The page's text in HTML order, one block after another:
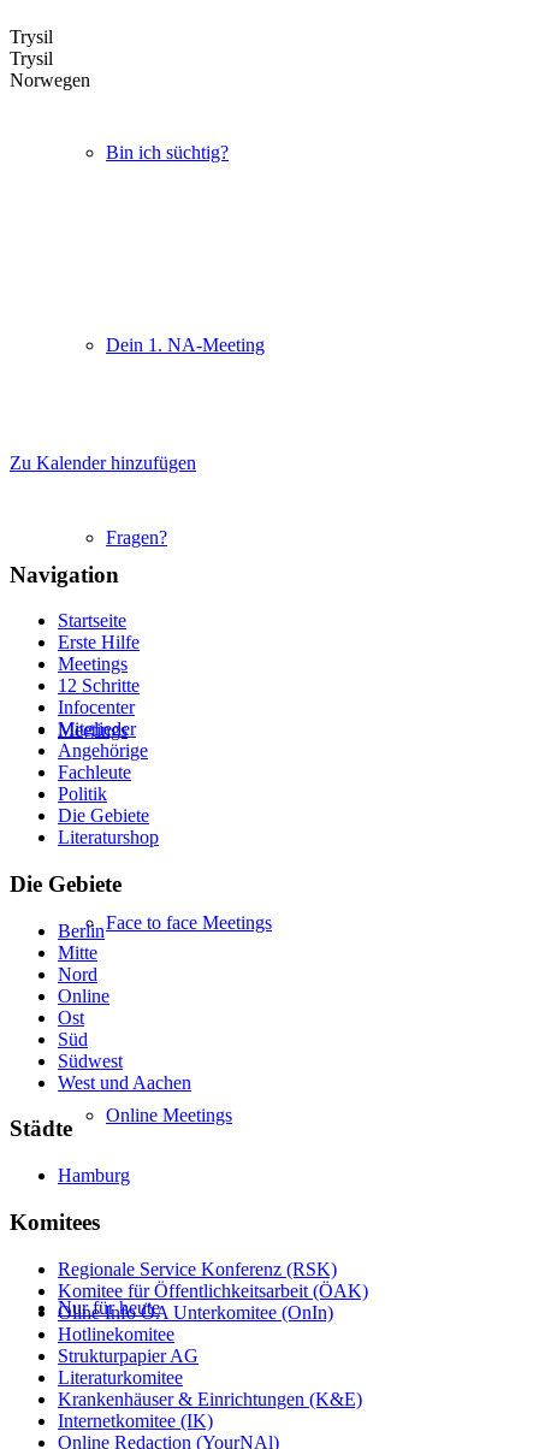
Bin ich süchtig?
Dein 1. NA-Meeting
Fragen?
Meetings
Face to face Meetings
Online Meetings
Nur für heute
Trysil
Trysil
Norwegen
Zu Kalender hinzufügen
Navigation
Startseite
Erste Hilfe
Meetings
12 Schritte
Infocenter
Mitglieder
Angehörige
Fachleute
Politik
Die Gebiete
Literaturshop
Die Gebiete
Berlin
Mitte
Nord
Online
Ost
Süd
Südwest
West und Aachen
Städte
Hamburg
Komitees
Regionale Service Konferenz (RSK)
Komitee für Öffentlichkeitsarbeit (ÖAK)
Oline Info ÖA Unterkomitee (OnIn)
Hotlinekomitee
Strukturpapier AG
Literaturkomitee
Krankenhäuser & Einrichtungen (K&E)
Internetkomitee (IK)
Online Redaction (YourNAl)